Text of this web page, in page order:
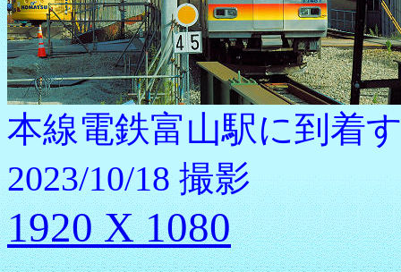
本線電鉄富山駅に到着
2023/10/18 撮影
1920 X 1080